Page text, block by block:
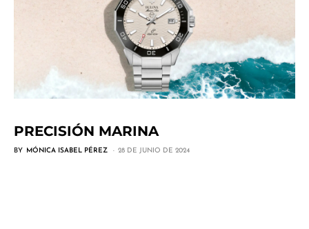
PRECISIÓN MARINA
BY MÓNICA ISABEL PÉREZ 28 DE JUNIO DE 2024